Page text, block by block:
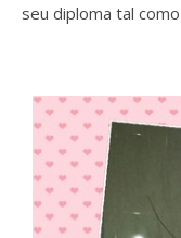
seu diploma tal